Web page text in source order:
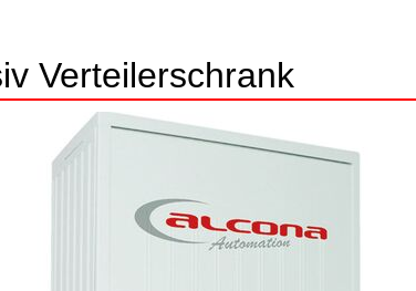
Verteilerschrank